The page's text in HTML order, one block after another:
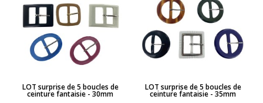
APERÇU RAPIDE
LOT surprise de 5 boucles de
ceinture fantaisie - 30mm
APERÇU RAPIDE
LOT surprise de 5 boucles de
ceinture fantaisie - 35mm